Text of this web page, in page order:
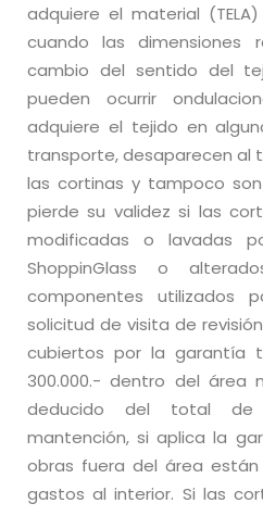
adquiere el material
cuando las dimensiones
cambio del sentido del
pueden ocurrir
adquiere el tejido en
transporte, desaparecen al
las cortinas y tampoco
pierde su validez si las
modificadas o lavadas
ShoppinGlass o
componentes utilizados
solicitud de visita de
cubiertos por la garantía
300.000.- dentro del área
deducido del total de
mantención, si aplica la
obras fuera del área
gastos al interior. Si las